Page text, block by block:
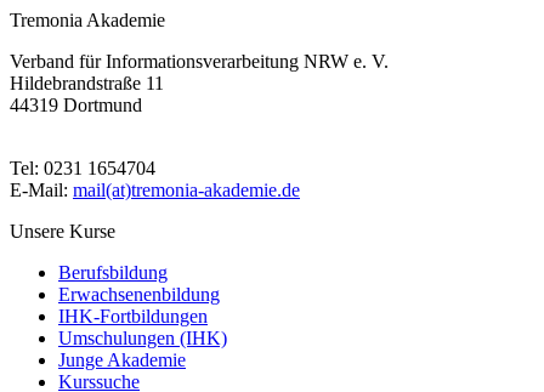
Tremonia Akademie
Verband für Informationsverarbeitung NRW e. V.
Hildebrandstraße 11
44319 Dortmund
Tel: 0231 1654704
E-Mail: mail(at)tremonia-akademie.de
Unsere Kurse
Berufsbildung
Erwachsenenbildung
IHK-Fortbildungen
Umschulungen (IHK)
Junge Akademie
Kurssuche